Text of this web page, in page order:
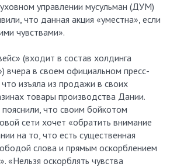
управлении мусульман (ДУМ)
что данная акция «уместна», если
чувствами».
(входит в состав холдинга
вчера в своем официальном пресс-
изъяла из продажи в своих
товары производства Дании.
что своим бойкотом
сети хочет «обратить внимание
на то, что есть существенная
слова и прямым оскорблением
«Нельзя оскорблять чувства